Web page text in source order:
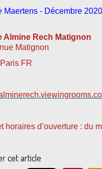
Maertens - Décembre 2020
Almine Rech Matignon
Matignon
FR
horaires d’ouverture : du
cet article